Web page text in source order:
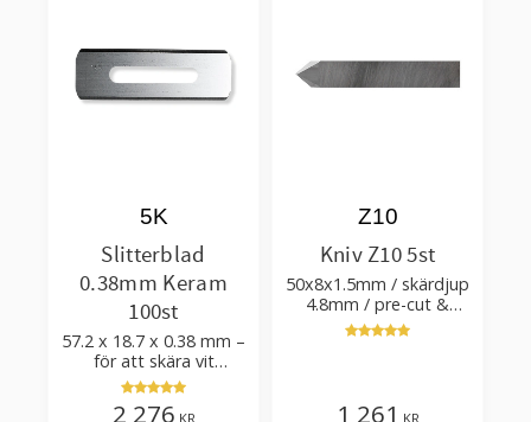
Slitterblad
0.38mm Keram
100st
57.2 x 18.7 x 0.38 mm –
för att skära vit
plastfilm med tillsatser
5K
2 276 KR
Kniv Z10 5st
50x8x1.5mm / skärdjup
4.8mm / pre-cut &
post-cut 0.84xTm /
skärvinkel 50°
Z10
1 261 KR